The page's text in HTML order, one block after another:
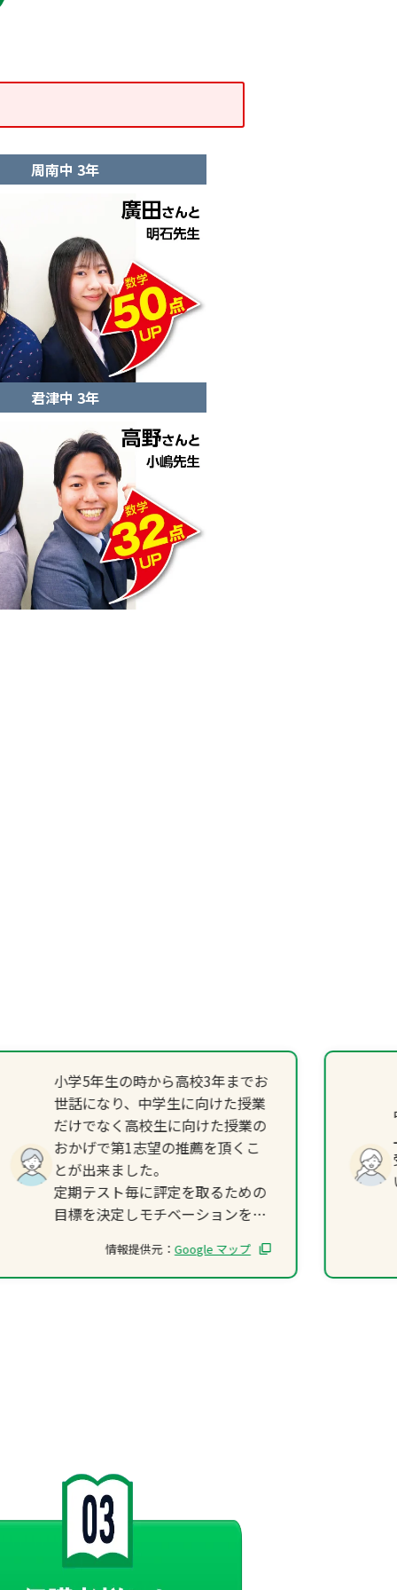
周南中 3年
君津中 3年
小学5年生の時から高校3年までお
世話になり、中学生に向けた授業
だけでなく高校生に向けた授業の
おかげで第1志望の推薦を頂くこ
とが出来ました。
定期テスト毎に評定を取るための
目標を決定しモチベーションをあ
担当の先生には親身に向き合って
もらい数3や物理などの複雑な科
情報提供元： Google マップ